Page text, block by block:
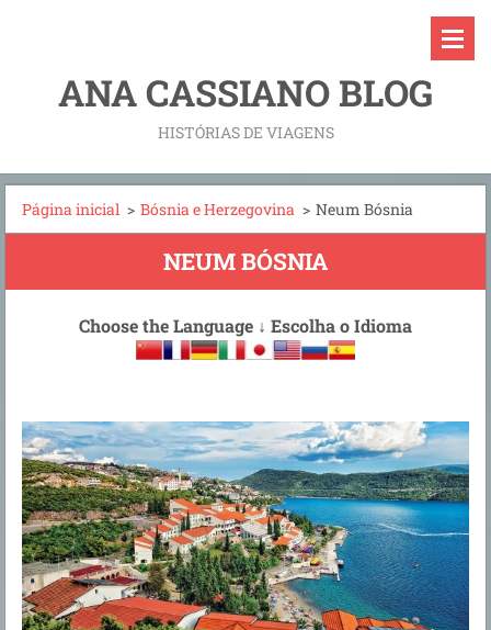
ANA CASSIANO BLOG
HISTÓRIAS DE VIAGENS
Página inicial > Bósnia e Herzegovina > Neum Bósnia
NEUM BÓSNIA
Choose the Language ↓ Escolha o Idioma